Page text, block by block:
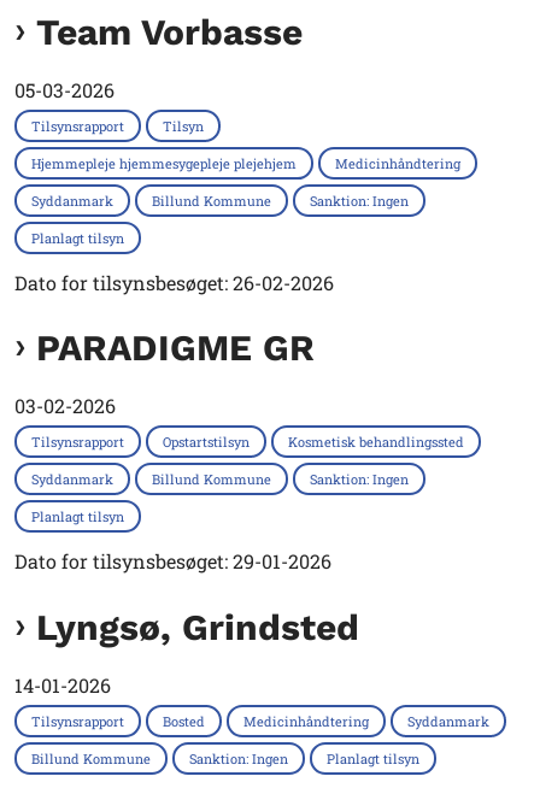
Team Vorbasse
05-03-2026
Tilsynsrapport Tilsyn
Hjemmepleje hjemmesygepleje plejehjem Medicinhåndtering
Syddanmark Billund Kommune Sanktion: Ingen
Planlagt tilsyn
Dato for tilsynsbesøget: 26-02-2026
PARADIGME GR
03-02-2026
Tilsynsrapport Opstartstilsyn Kosmetisk behandlingssted
Syddanmark Billund Kommune Sanktion: Ingen
Planlagt tilsyn
Dato for tilsynsbesøget: 29-01-2026
Lyngsø, Grindsted
14-01-2026
Tilsynsrapport Bosted Medicinhåndtering Syddanmark
Billund Kommune Sanktion: Ingen Planlagt tilsyn